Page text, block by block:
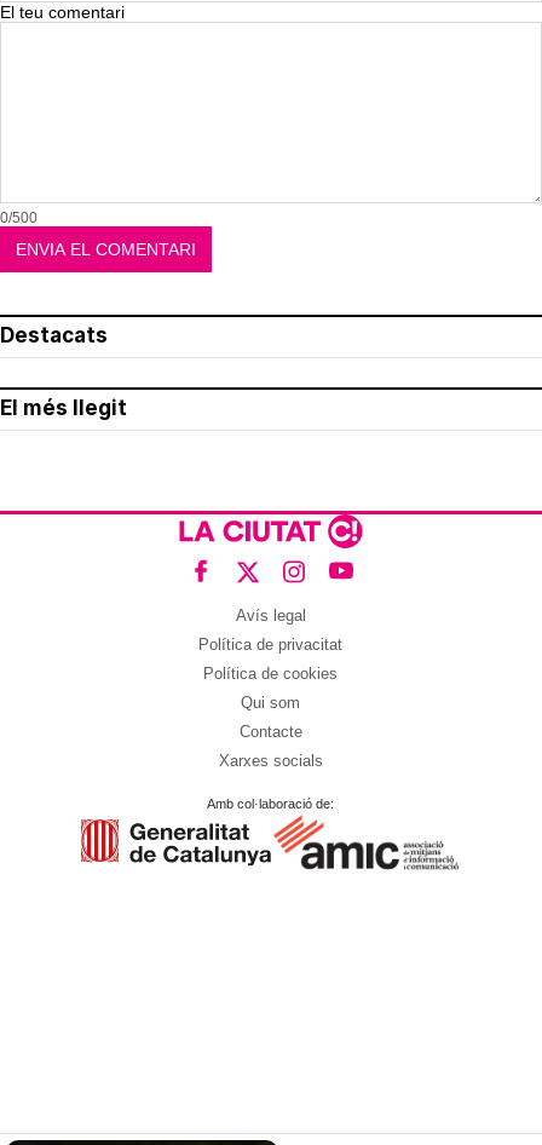
El teu comentari
0/500
Destacats
El més llegit
Avís legal
Política de privacitat
Política de cookies
Qui som
Contacte
Xarxes socials
Amb col·laboració de: